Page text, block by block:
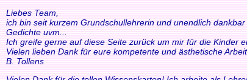
Liebes Team,
ich bin seit kurzem Grundschullehrerin und unendlich
Gedichte uvm...
Ich greife gerne auf diese Seite zurück um mir für die Kinder
Vielen lieben Dank für eure kompetente und ästhetische
B. Tollens